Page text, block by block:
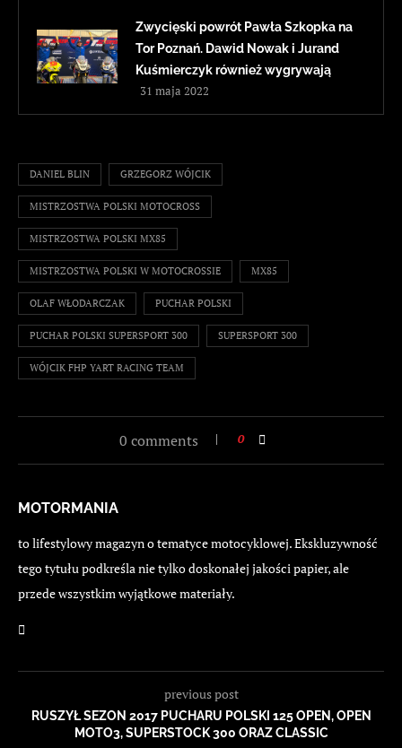
Zwycięski powrót Pawła Szkopka na
Tor Poznań. Dawid Nowak i Jurand
Kuśmierczyk również wygrywają
31 maja 2022
DANIEL BLIN GRZEGORZ WÓJCIK
MISTRZOSTWA POLSKI MOTOCROSS
MISTRZOSTWA POLSKI MX85
MISTRZOSTWA POLSKI W MOTOCROSSIE MX85
OLAF WŁODARCZAK PUCHAR POLSKI
PUCHAR POLSKI SUPERSPORT 300 SUPERSPORT 300
WÓJCIK FHP YART RACING TEAM
0 comments 0
MOTORMANIA
to lifestylowy magazyn o tematyce motocyklowej. Ekskluzywność
tego tytułu podkreśla nie tylko doskonałej jakości papier, ale
przede wszystkim wyjątkowe materiały.
previous post
RUSZYŁ SEZON 2017 PUCHARU POLSKI 125 OPEN, OPEN
MOTO3, SUPERSTOCK 300 ORAZ CLASSIC